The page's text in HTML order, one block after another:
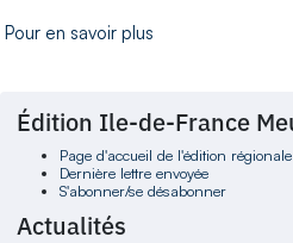
Pour en savoir plus
Édition Ile-de-France
Page d'accueil de l'édition régionale
Dernière lettre envoyée
S'abonner/se désabonner
Actualités